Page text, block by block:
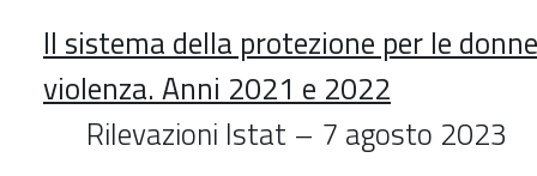
Il sistema della protezione per le
violenza. Anni 2021 e 2022
Rilevazioni Istat – 7 agosto 2023